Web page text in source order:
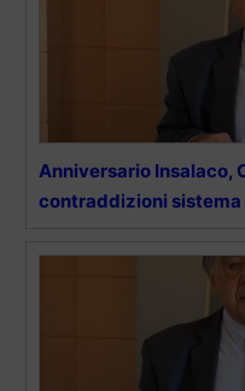
Anniversario Insalaco,
contraddizioni